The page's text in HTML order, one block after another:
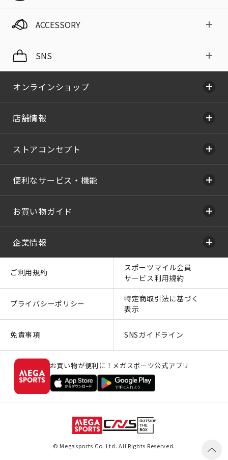
ACCESSORY
SNS
オンラインショップ
店舗情報
ストアコンセプト
便利なサービス・機能
お買い物ガイド
企業情報
ご利用規約
スポーツマイル会員
サービス利用規約
プライバシーポリシー
特定商取引法に基づく
表示
免責事項 SNSガイドライン
お買い物が便利に！メガスポーツ公式アプリ
© Megasports Co. Ltd. All Rights Reserved.